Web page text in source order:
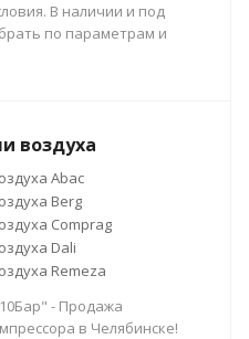
В наличии и под
по параметрам и
воздуха
Abac
Berg
Comprag
Dali
Remeza
- Продажа
в Челябинске!